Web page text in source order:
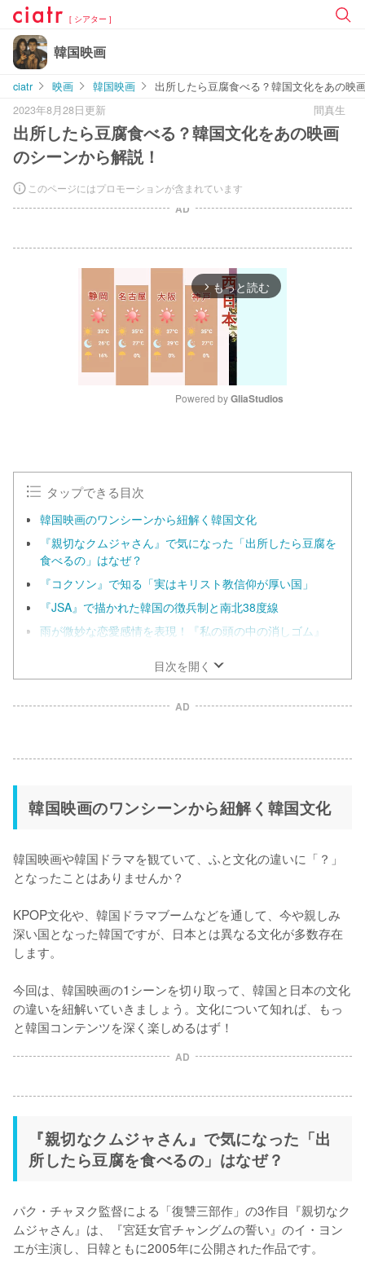
[ シアター ]
韓国映画
ciatr 映画 韓国映画
出所したら豆腐食べる？韓国文化をあの映
2023年8月28日更新
間真生
出所したら豆腐食べる？韓国文化をあの映画
のシーンから解説！
このページにはプロモーションが含まれています
AD
arrow_forward_ios もっと読む
Powered by GliaStudios
タップできる目次
韓国映画のワンシーンから紐解く韓国文化
『親切なクムジャさん』で気になった「出所したら豆腐を
食べるの」はなぜ？
『コクソン』で知る「実はキリスト教信仰が厚い国」
『JSA』で描かれた韓国の徴兵制と南北38度線
雨が微妙な恋愛感情を表現！『私の頭の中の消しゴム』
目次を開く
AD
韓国映画のワンシーンから紐解く韓国文化
韓国映画や韓国ドラマを観ていて、ふと文化の違いに「？」
となったことはありませんか？
KPOP文化や、韓国ドラマブームなどを通して、今や親しみ
深い国となった韓国ですが、日本とは異なる文化が多数存在
します。
今回は、韓国映画の1シーンを切り取って、韓国と日本の文化
の違いを紐解いていきましょう。文化について知れば、もっ
と韓国コンテンツを深く楽しめるはず！
AD
『親切なクムジャさん』で気になった「出
所したら豆腐を食べるの」はなぜ？
パク・チャヌク監督による「復讐三部作」の3作目『親切なク
ムジャさん』は、『宮廷女官チャングムの誓い』のイ・ヨン
エが主演し、日韓ともに2005年に公開された作品です。